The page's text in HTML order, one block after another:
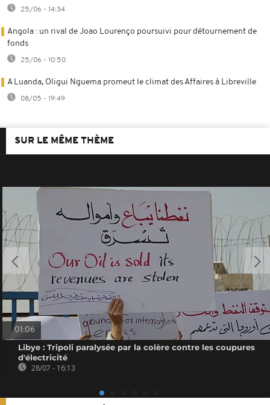
25/06 - 14:34
Angola : un rival de Joao Lourenço poursuivi pour détournement de
fonds
25/06 - 10:50
A Luanda, Oligui Nguema promeut le climat des Affaires à Libreville
08/05 - 19:49
SUR LE MÊME THÈME
01:06
Libye : Tripoli paralysée par la colère contre les coupures
d'électricité
28/07 - 16:13